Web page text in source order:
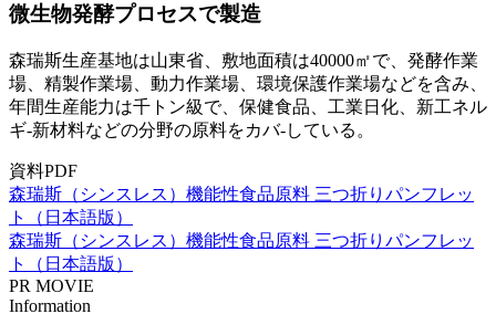
微生物発酵プロセスで製造
森瑞斯生産基地は山東省、敷地面積は40000㎡で、発酵作業
場、精製作業場、動力作業場、環境保護作業場などを含み、
年間生産能力は千トン級で、保健食品、工業日化、新工ネル
ギ-新材料などの分野の原料をカバ-している。
資料PDF
森瑞斯（シンスレス）機能性食品原料 三つ折りパンフレッ
ト（日本語版）
森瑞斯（シンスレス）機能性食品原料 三つ折りパンフレッ
ト（日本語版）
PR MOVIE
Information